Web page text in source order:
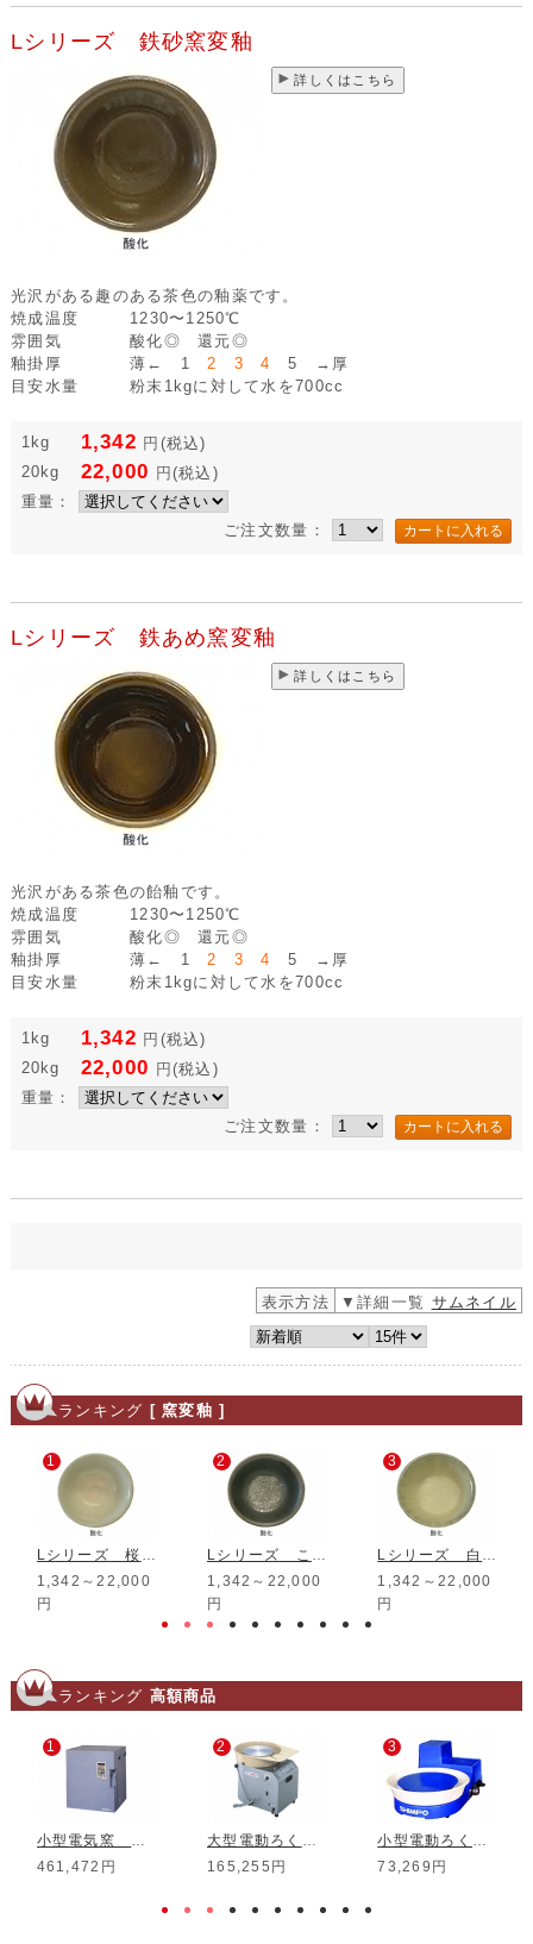
Lシリーズ 鉄砂窯変釉
詳しくはこちら
光沢がある趣のある茶色の釉薬です。
焼成温度
1230〜1250℃
雰囲気
酸化◎ 還元◎
釉掛厚
薄← 1 2 3 45 →厚
目安水量
粉末1kgに対して水を700cc
1kg 1,342 円 (税込)
20kg
22,000 円 (税込)
重量：
ご注文数量：
Lシリーズ 鉄あめ窯変釉
詳しくはこちら
光沢がある茶色の飴釉です。
焼成温度
1230〜1250℃
雰囲気
酸化◎ 還元◎
釉掛厚
薄← 1 2 3 45 →厚
目安水量
粉末1kgに対して水を700cc
1kg 1,342 円 (税込)
20kg
22,000 円 (税込)
重量：
ご注文数量：
表示方法 ▼詳細一覧 サムネイル
ランキング [ 窯変釉 ]
1
Lシリーズ 桜花窯変釉
1,342～22,000
円
2
Lシリーズ こがね釉
1,342～22,000
円
3
Lシリーズ 白窯変釉
1,342～22,000
円
ランキング 高額商品
1
小型電気窯 DMT-01
461,472円
2
大型電動ろくろ RK-3D
165,255円
3
小型電動ろくろ RK-5T
73,269円